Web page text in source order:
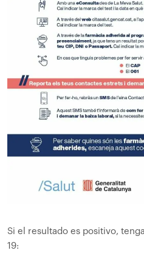
Si el resultado es positivo,
19: